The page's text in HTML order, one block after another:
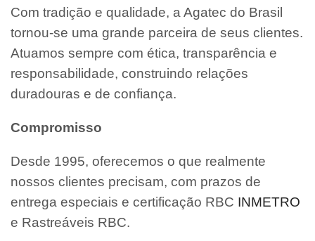
Com tradição e qualidade, a Agatec do Brasil
tornou-se uma grande parceira de seus clientes.
Atuamos sempre com ética, transparência e
responsabilidade, construindo relações
duradouras e de confiança.
Compromisso
Desde 1995, oferecemos o que realmente
nossos clientes precisam, com prazos de
entrega especiais e certificação RBC INMETRO
e Rastreáveis RBC.